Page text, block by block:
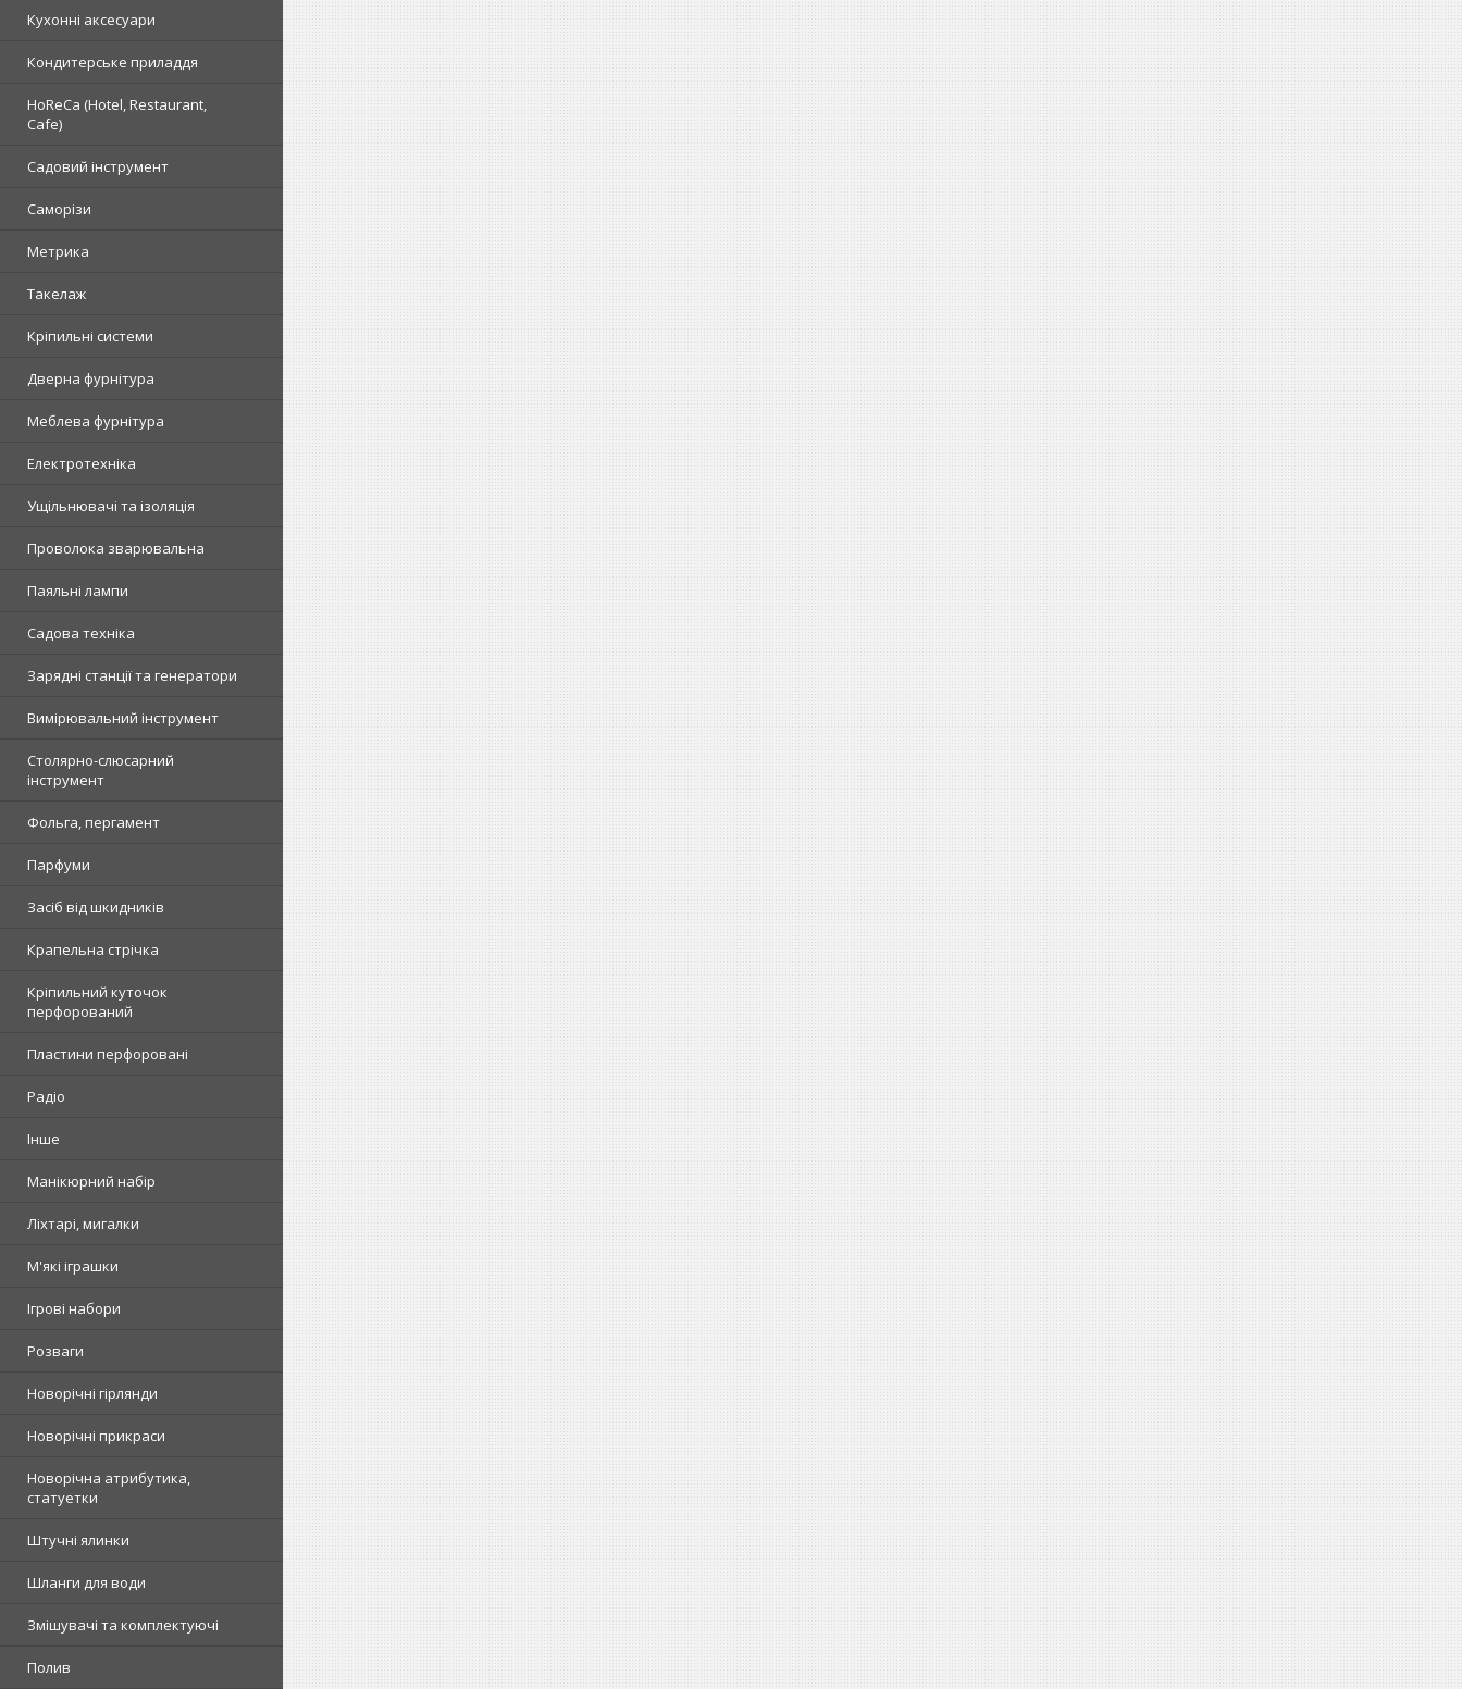
Кухонні аксесуари
Кондитерське приладдя
HoReCa (Hotel, Restaurant,
Cafe)
Садовий інструмент
Саморізи
Метрика
Такелаж
Кріпильні системи
Дверна фурнітура
Меблева фурнітура
Електротехніка
Ущільнювачі та ізоляція
Проволока зварювальна
Паяльні лампи
Садова техніка
Зарядні станції та генератори
Вимірювальний інструмент
Столярно-слюсарний
інструмент
Фольга, пергамент
Парфуми
Засіб від шкидників
Крапельна стрічка
Кріпильний куточок
перфорований
Пластини перфоровані
Радіо
Інше
Манікюрний набір
Ліхтарі, мигалки
М'які іграшки
Ігрові набори
Розваги
Новорічні гірлянди
Новорічні прикраси
Новорічна атрибутика,
статуетки
Штучні ялинки
Шланги для води
Змішувачі та комплектуючі
Полив